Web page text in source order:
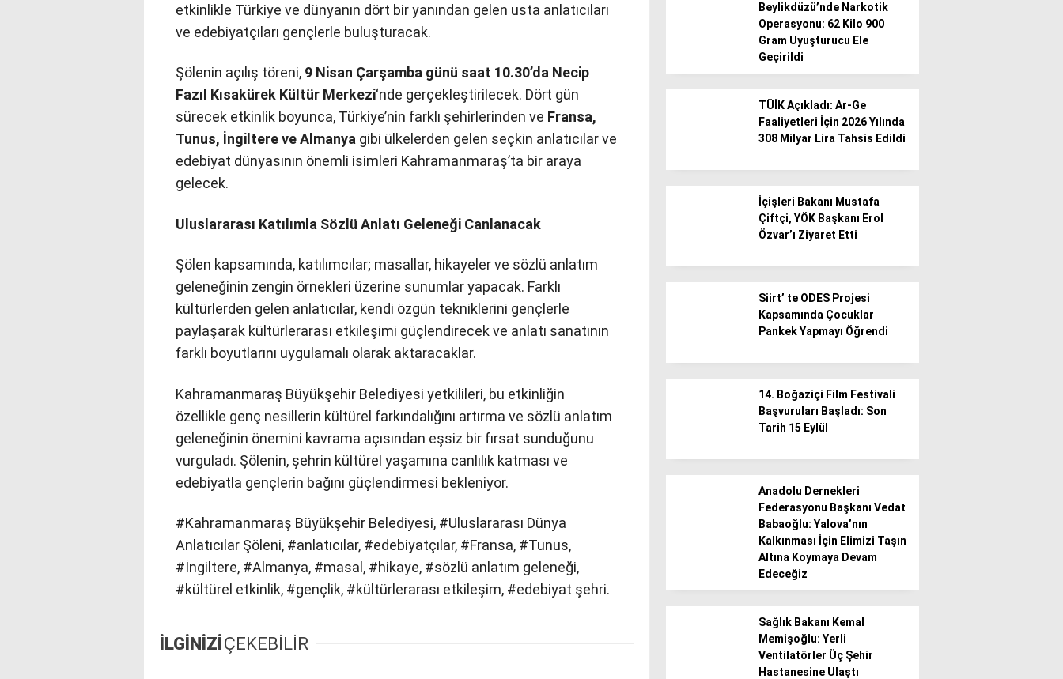
etkinlikle Türkiye ve dünyanın dört bir yanından gelen usta anlatıcıları
ve edebiyatçıları gençlerle buluşturacak.
Şölenin açılış töreni, 9 Nisan Çarşamba günü saat 10.30’da Necip
Fazıl Kısakürek Kültür Merkezi‘nde gerçekleştirilecek. Dört gün
sürecek etkinlik boyunca, Türkiye’nin farklı şehirlerinden ve Fransa,
Tunus, İngiltere ve Almanya gibi ülkelerden gelen seçkin anlatıcılar ve
edebiyat dünyasının önemli isimleri Kahramanmaraş’ta bir araya
gelecek.
Uluslararası Katılımla Sözlü Anlatı Geleneği Canlanacak
Şölen kapsamında, katılımcılar; masallar, hikayeler ve sözlü anlatım
geleneğinin zengin örnekleri üzerine sunumlar yapacak. Farklı
kültürlerden gelen anlatıcılar, kendi özgün tekniklerini gençlerle
paylaşarak kültürlerarası etkileşimi güçlendirecek ve anlatı sanatının
farklı boyutlarını uygulamalı olarak aktaracaklar.
Kahramanmaraş Büyükşehir Belediyesi yetkilileri, bu etkinliğin
özellikle genç nesillerin kültürel farkındalığını artırma ve sözlü anlatım
geleneğinin önemini kavrama açısından eşsiz bir fırsat sunduğunu
vurguladı. Şölenin, şehrin kültürel yaşamına canlılık katması ve
edebiyatla gençlerin bağını güçlendirmesi bekleniyor.
#Kahramanmaraş Büyükşehir Belediyesi, #Uluslararası Dünya
Anlatıcılar Şöleni, #anlatıcılar, #edebiyatçılar, #Fransa, #Tunus,
#İngiltere, #Almanya, #masal, #hikaye, #sözlü anlatım geleneği,
#kültürel etkinlik, #gençlik, #kültürlerarası etkileşim, #edebiyat şehri.
İLGİNİZİ ÇEKEBİLİR
Beylikdüzü’nde Narkotik
Operasyonu: 62 Kilo 900
Gram Uyuşturucu Ele
Geçirildi
TÜİK Açıkladı: Ar-Ge
Faaliyetleri İçin 2026 Yılında
308 Milyar Lira Tahsis Edildi
İçişleri Bakanı Mustafa
Çiftçi, YÖK Başkanı Erol
Özvar’ı Ziyaret Etti
Siirt’ te ODES Projesi
Kapsamında Çocuklar
Pankek Yapmayı Öğrendi
14. Boğaziçi Film Festivali
Başvuruları Başladı: Son
Tarih 15 Eylül
Anadolu Dernekleri
Federasyonu Başkanı Vedat
Babaoğlu: Yalova’nın
Kalkınması İçin Elimizi Taşın
Altına Koymaya Devam
Edeceğiz
Sağlık Bakanı Kemal
Memişoğlu: Yerli
Ventilatörler Üç Şehir
Hastanesine Ulaştı